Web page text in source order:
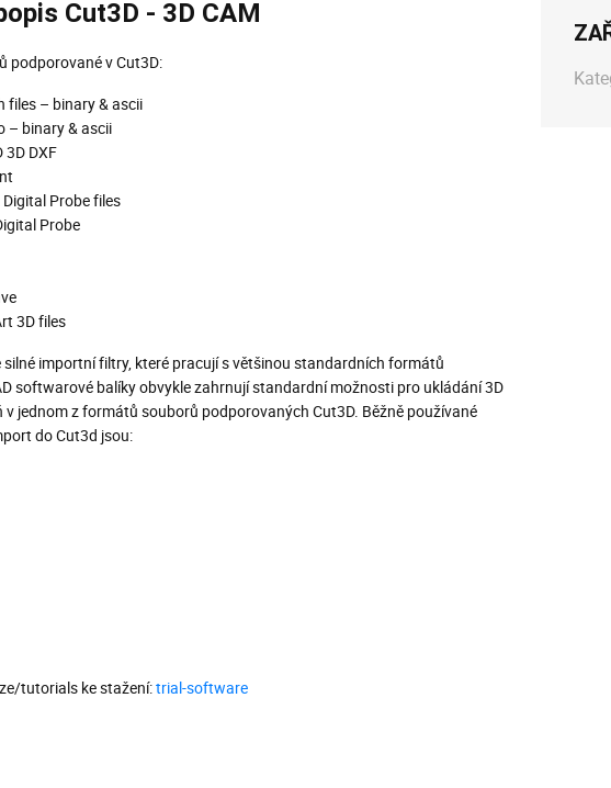
Cut3D - 3D CAM
podporované v Cut3D:
files – binary & ascii
– binary & ascii
3D DXF
Probe files
Probe
3D files
silné importní filtry, které pracují s většinou standardních formátů
softwarové balíky obvykle zahrnují standardní možnosti pro ukládání 3D
v jednom z formátů souborů podporovaných Cut3D. Běžně používané
do Cut3d jsou:
tutorials ke stažení:trial-software